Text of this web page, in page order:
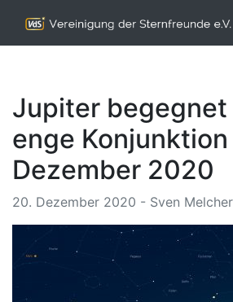
Jupiter begegnet
enge Konjunktion
Dezember 2020
20. Dezember 2020 - Sven